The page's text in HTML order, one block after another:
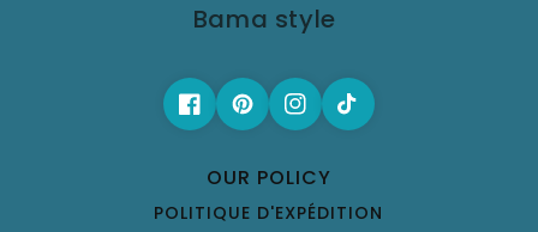
Bama style
OUR POLICY
POLITIQUE D'EXPÉDITION